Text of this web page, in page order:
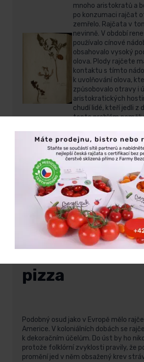
mnoho aristokratů a
po konzumaci rajčat
zemřelo. Rajčata v
nevinně. V období
používalo cínové
obsahovalo vysoký
olova. Plody rajčete
kontaktu s tímto
k uvolňování olova,
způsobovalo otravy i
aristokratických
chudí lidé, kteří jedli z
tento problém neměli
Nejstarší herbářová
rajče jedlé (Solanum
lycopersicum) z
1544.
Zdroj: Naturalis
Wikimedia Commons
Rajče
pizza
Podobný osud jako v Evropě mělo
Americe. V koloniálních dobách se
k dekoračním účelům. Do úst by ho
protože folklórní zvyklosti pravily, že
promění jed v něm obsažený krev